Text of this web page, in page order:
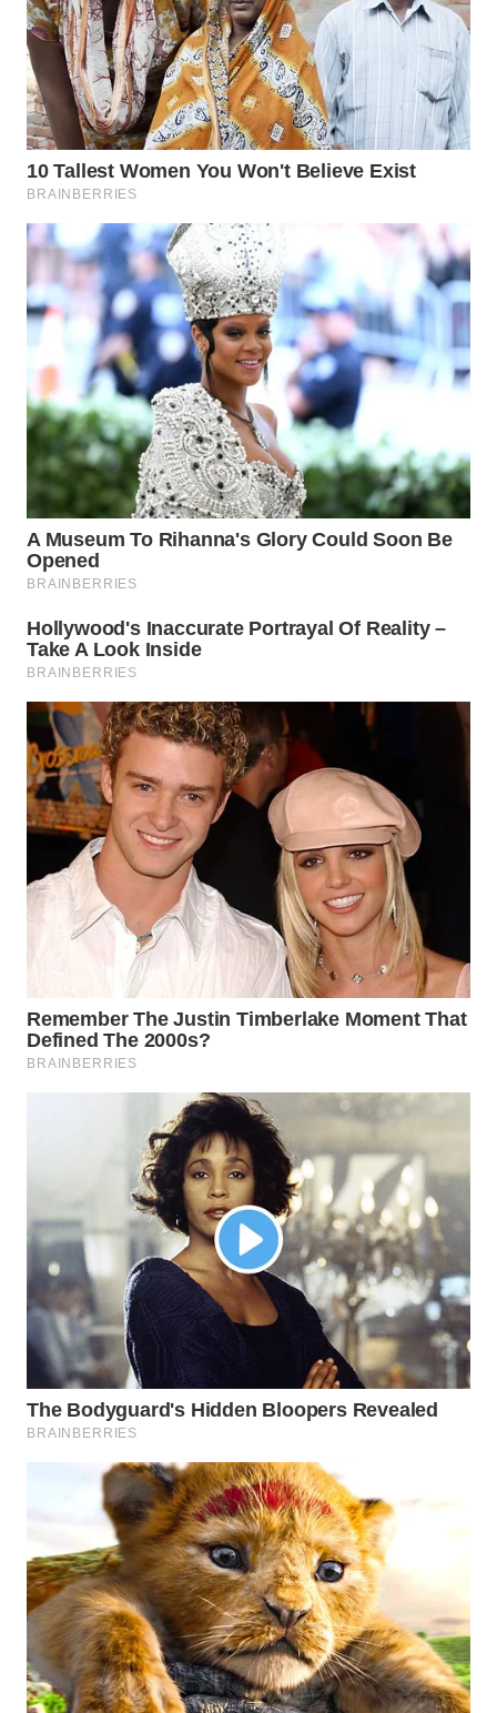
WN
KALTARA
WN
KALSEL
WN
WN
SULSEL
WN
GORONTALO
WN
SULUT
WN
MALUKU
MALUT
WN
DAIRI
WN
DANAU
TOBA
WN
NIAS
WN
TAPANULI
WN
KARO
WN
SIMALUNGUN
WN
LABUHANBATU
TAPANULI
WN DELI
SERDANG
WN
TEBING